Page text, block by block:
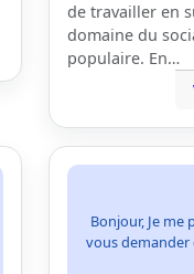
de travailler en
domaine du
populaire. En…
Bonjour, Je
vous